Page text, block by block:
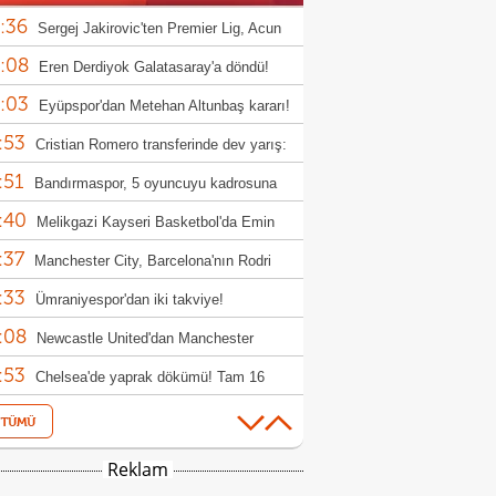
Sergej Jakirovic'ten Premier Lig, Acun
ve Türkiye açıklaması!
Eren Derdiyok Galatasaray'a döndü!
Eyüpspor'dan Metehan Altunbaş kararı!
Cristian Romero transferinde dev yarış:
Atletico Madrid ve Arsenal
Bandırmaspor, 5 oyuncuyu kadrosuna
Melikgazi Kayseri Basketbol'da Emin
dönemiManchester City, Barcelona'nın Rodri
reddetti!
Ümraniyespor'dan iki takviye!
Newcastle United'dan Manchester
Lewis Hall yanıtı!
Chelsea'de yaprak dökümü! Tam 16
gönderilecek
Özel Sporcular Down Judo Milli Takımı,
7 madalya kazandı
Fiorentina, Mastantuono'yu açıkladı!
Reklam